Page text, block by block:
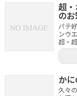
超
の
パテ
ンウ
超・
か
久々